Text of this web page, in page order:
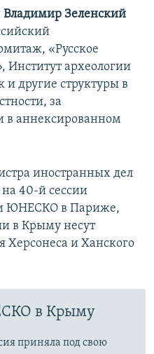
Владимир Зеленский
«Русское
Институт археологии
другие структуры в
за
в аннексированном
иностранных дел
на 40-й сессии
ЮНЕСКО в Париже,
в Крыму несут
Херсонеса и Ханского
в Крыму
приняла под свою